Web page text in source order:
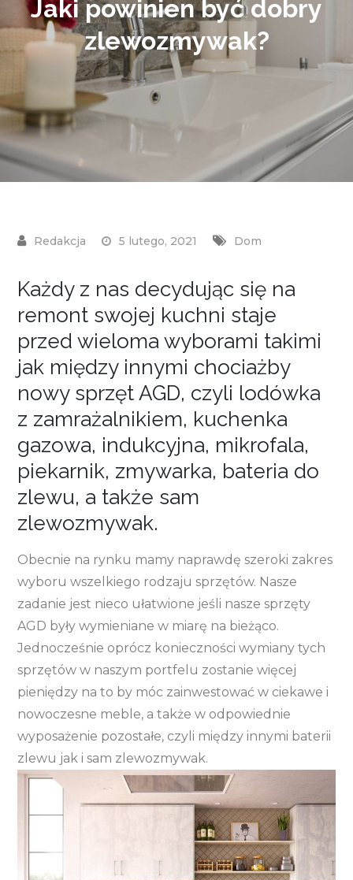
Jaki powinien być dobry
zlewozmywak?
5 lutego, 2021 Dom
Każdy z nas decydując się na
remont swojej kuchni staje
przed wieloma wyborami takimi
jak między innymi chociażby
nowy sprzęt AGD, czyli lodówka
z zamrażalnikiem, kuchenka
gazowa, indukcyjna, mikrofala,
piekarnik, zmywarka, bateria do
zlewu, a także sam
zlewozmywak.
Obecnie na rynku mamy naprawdę szeroki zakres
wyboru wszelkiego rodzaju sprzętów. Nasze
zadanie jest nieco ułatwione jeśli nasze sprzęty
AGD były wymieniane w miarę na bieżąco.
Jednocześnie oprócz konieczności wymiany tych
sprzętów w naszym portfelu zostanie więcej
pieniędzy na to by móc zainwestować w ciekawe i
nowoczesne meble, a także w odpowiednie
wyposażenie pozostałe, czyli między innymi baterii
zlewu jak i sam zlewozmywak.